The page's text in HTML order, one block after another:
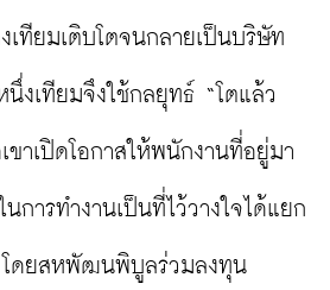
ทียมเติบโตจนกลายเป็นบริษัท
งเทียมจึงใช้กลยุทธ์ “โตแล้ว
าเปิดโอกาสให้พนักงานที่อยู่มา
การทำงานเป็นที่ไว้วางใจได้แยก
โดยสหพัฒนพิบูลร่วมลงทุน